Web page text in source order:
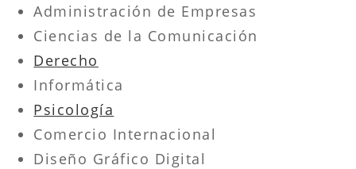
Administración de Empresas
Ciencias de la Comunicación
Derecho
Informática
Psicología
Comercio Internacional
Diseño Gráfico Digital